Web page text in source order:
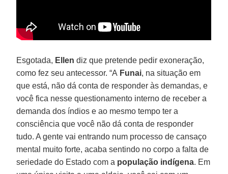
Esgotada, Ellen diz que pretende pedir exoneração,
como fez seu antecessor. “A Funai, na situação em
que está, não dá conta de responder às demandas, e
você fica nesse questionamento interno de receber a
demanda dos índios e ao mesmo tempo ter a
consciência que você não dá conta de responder
tudo. A gente vai entrando num processo de cansaço
mental muito forte, acaba sentindo no corpo a falta de
seriedade do Estado com a população indígena. Em